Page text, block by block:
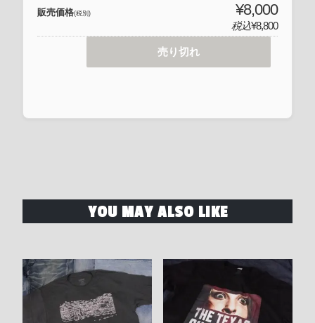
販売価格(税別) ¥8,000
税込¥8,800
売り切れ
YOU MAY ALSO LIKE